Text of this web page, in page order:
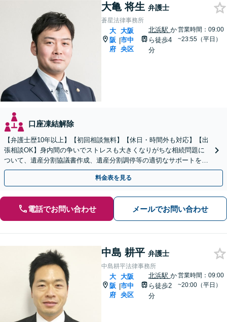
大亀 将生 弁護士
蒼星法律事務所
大
阪
府
|
大阪
市中
央区
北浜駅 か
ら徒歩4
分
営業時間：09:00
~23:55（平日）
口座凍結解除
【弁護士歴10年以上】【初回相談無料】【休日・時間外も対応】【出
張相談OK】身内間の争いでストレスも大きくなりがちな相続問題に
ついて、遺産分割協議書作成、遺産分割調停等の適切なサポートをし
ます。
料金表を見る
電話でお問い合わせ メールでお問い合わせ
中島 耕平 弁護士
中島耕平法律事務所
大
阪
府
|
大阪
市中
央区
北浜駅 か
ら徒歩2
分
営業時間：09:00
~20:00（平日）